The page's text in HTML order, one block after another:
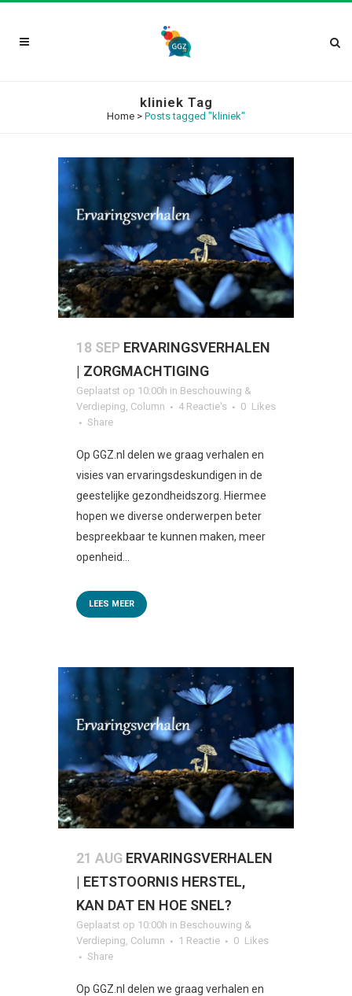
kliniek Tag
Home > Posts tagged "kliniek"
18 SEP ERVARINGSVERHALEN
| ZORGMACHTIGING
Geplaatst op 10:00h in Beschouwing &
Verdieping, Column 4 Reactie's 0 Likes
Share
Op GGZ.nl delen we graag verhalen en
visies van ervaringsdeskundigen in de
geestelijke gezondheidszorg. Hiermee
hopen we diverse onderwerpen beter
bespreekbaar te kunnen maken, meer
openheid...
LEES MEER
21 AUG ERVARINGSVERHALEN
| EETSTOORNIS HERSTEL,
KAN DAT EN HOE SNEL?
Geplaatst op 10:00h in Beschouwing &
Verdieping Column 1 Reactie 0 Likes
Share
Op GGZ.nl delen we graag verhalen en